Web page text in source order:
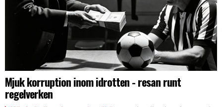
Mjuk korruption inom idrotten - resan runt
regelverken